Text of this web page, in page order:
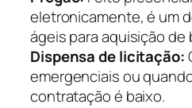
eletronicamente, é um
ágeis para aquisição de
Dispensa de licitação:
emergenciais ou
contratação é baixo.